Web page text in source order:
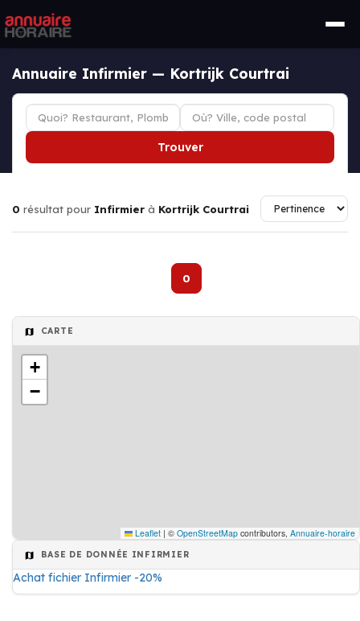
Annuaire Infirmier — Kortrijk Courtrai
Trouver
0 résultat pour Infirmier à Kortrijk Courtrai
0
CARTE
+
−
Leaflet | © OpenStreetMap contributors, Annuaire-horaire
BASE DE DONNÉE INFIRMIER
Achat fichier Infirmier -20%